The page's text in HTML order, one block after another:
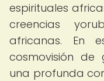
espirituales
creencias
africanas. En
cosmovisión
una profunda